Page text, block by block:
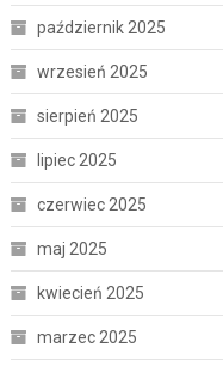
październik 2025
wrzesień 2025
sierpień 2025
lipiec 2025
czerwiec 2025
maj 2025
kwiecień 2025
marzec 2025